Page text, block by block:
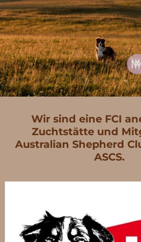
Wir sind eine FCI
Zuchtstätte und
Australian Shepherd
ASCS.